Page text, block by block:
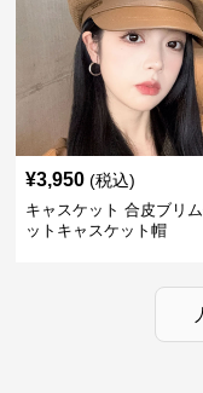
¥3,950 (税込)
キャスケット 合皮ブリ
ットキャスケット帽